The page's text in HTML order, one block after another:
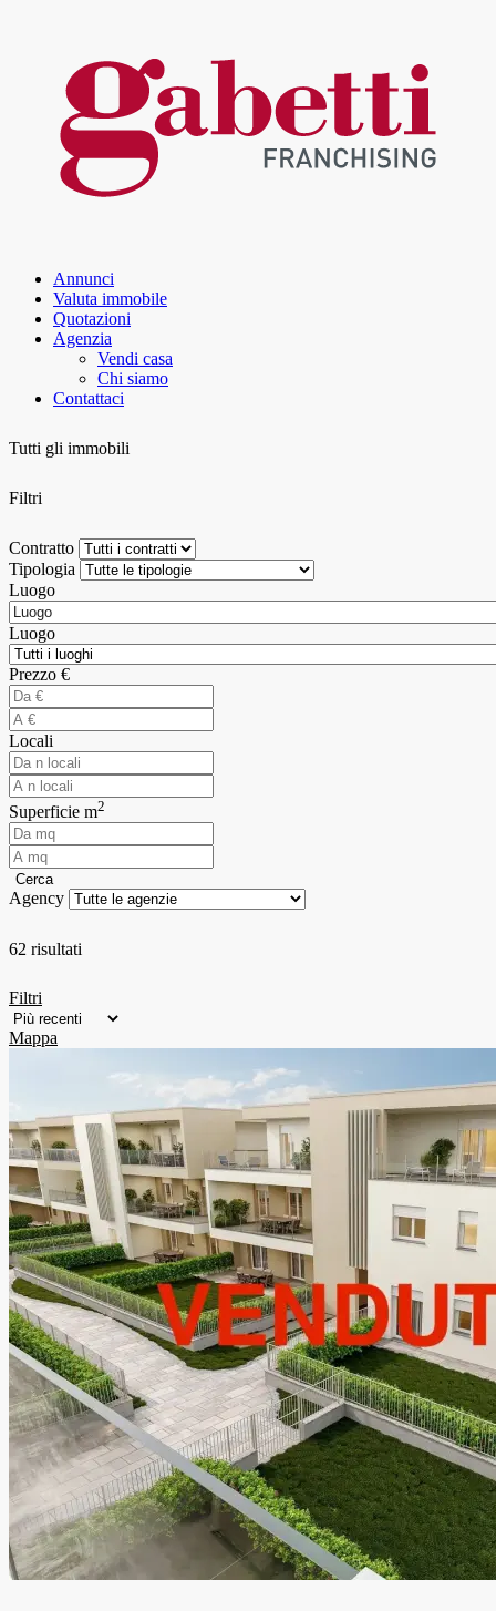
Annunci
Valuta immobile
Quotazioni
Agenzia
Vendi casa
Chi siamo
Contattaci
Tutti gli immobili
Filtri
Contratto
Tipologia
Luogo
Luogo
Prezzo €
Locali
Superficie m2
Cerca
Agency
62 risultati
Filtri
Mappa